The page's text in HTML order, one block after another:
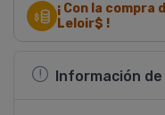
¡ Con la
Leloir$ !
Información